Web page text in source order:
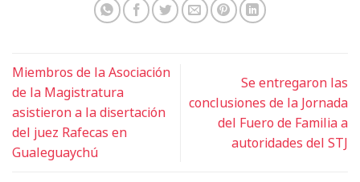
Miembros de la Asociación
de la Magistratura
asistieron a la disertación
del juez Rafecas en
Gualeguaychú
Se entregaron las
conclusiones de la Jornada
del Fuero de Familia a
autoridades del STJ